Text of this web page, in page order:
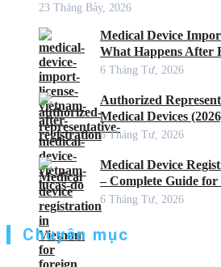
23 Tháng Bảy, 2026
Medical Device
What Happens After
6 Tháng Tư, 2026
Authorized
Medical Devices
6 Tháng Tư, 2026
Medical Device
– Complete Guide
6 Tháng Tư, 2026
Chuyên mục